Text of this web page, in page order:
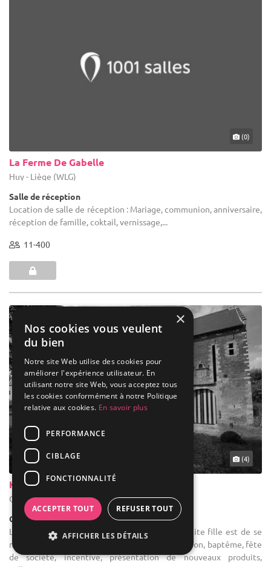
(0)
La Ferme De Gabelle
Huy - Liège (WLG)
Salle de réception
Location de salle de réception : Mariage, communion, anniversaire,
réception de famille, coktail, vernissage,...
11-400
(4)
Kasteel Van Hoen
Geetbets - Brabant flamand (VBR)
Château
Location de salle de réception : Le rêve de petite fille est de se
marier dans un château, donc mariage, communion, baptême, fête
de société, incentive, présentation de nouveaux produits,
×
Nos cookies vous veulent
du bien
Notre site Web utilise des cookies pour
améliorer l'expérience utilisateur. En
utilisant notre site Web, vous acceptez tous
les cookies conformément à notre Politique
relative aux cookies. En savoir plus
PERFORMANCE
CIBLAGE
FONCTIONNALITÉ
ACCEPTER TOUT REFUSER TOUT
AFFICHER LES DÉTAILS